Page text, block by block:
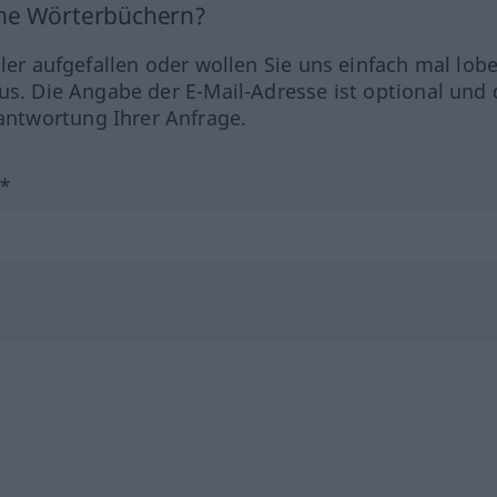
Wörterbüchern?
aufgefallen oder wollen Sie uns einfach mal
Die Angabe der E-Mail-Adresse ist optional und
Ihrer Anfrage.